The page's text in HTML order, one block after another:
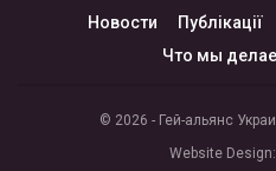
Новости Публікації
Что мы
© 2026 - Гей-альянс
Website Design: